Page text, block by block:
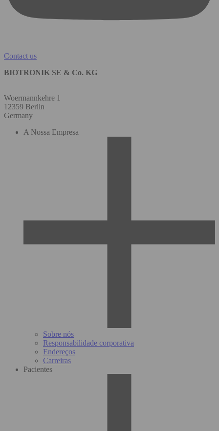
Contact us
BIOTRONIK SE & Co. KG
Woermannkehre 1
12359 Berlin
Germany
A Nossa Empresa
Sobre nós
Responsabilidade corporativa
Endereços
Carreiras
Pacientes